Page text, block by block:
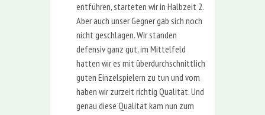
entführen, starteten wir in Halbzeit 2.
Aber auch unser Gegner gab sich noch
nicht geschlagen. Wir standen
defensiv ganz gut, im Mittelfeld
hatten wir es mit überdurchschnittlich
guten Einzelspielern zu tun und vorn
haben wir zurzeit richtig Qualität. Und
genau diese Qualität kam nun zum